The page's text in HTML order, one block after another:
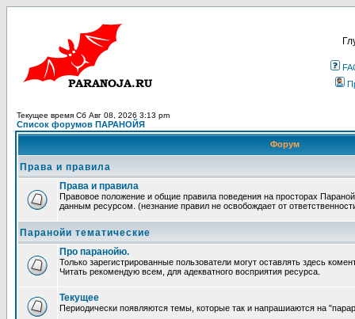
Текущее время Сб Авг 08, 2026 3:13 pm
Список форумов ПАРАНОЙЯ
Форум
Права и правила
Права и правила
Правовое положение и общие правила поведения на просторах
данным ресурсом. (незнание правил не освобождает от
Паранойи тематические
Про паранойю.
Только зарегистрированные пользователи могут оставлять здесь
Читать рекомендую всем, для адекватного восприятия ресурса.
Текущее
Периодически появляются темы, которые так и напрашиаются на